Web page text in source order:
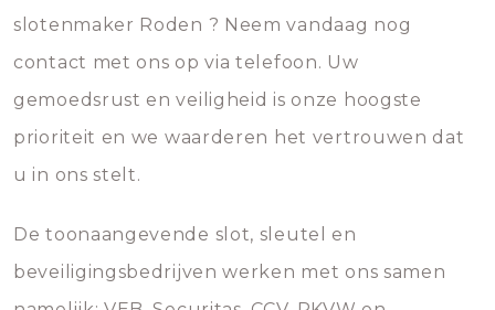
slotenmaker Roden ? Neem vandaag nog
contact met ons op via telefoon. Uw
gemoedsrust en veiligheid is onze hoogste
prioriteit en we waarderen het vertrouwen dat
u in ons stelt.
De toonaangevende slot, sleutel en
beveiligingsbedrijven werken met ons samen